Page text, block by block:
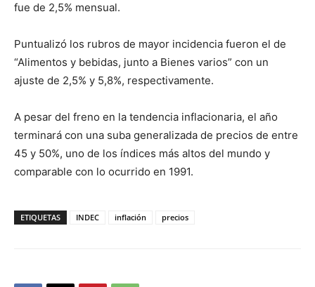
fue de 2,5% mensual.
Puntualizó los rubros de mayor incidencia fueron el de
“Alimentos y bebidas, junto a Bienes varios” con un
ajuste de 2,5% y 5,8%, respectivamente.
A pesar del freno en la tendencia inflacionaria, el año
terminará con una suba generalizada de precios de entre
45 y 50%, uno de los índices más altos del mundo y
comparable con lo ocurrido en 1991.
ETIQUETAS INDEC inflación precios